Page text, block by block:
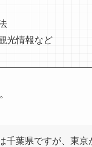
光情報など
千葉県ですが、東